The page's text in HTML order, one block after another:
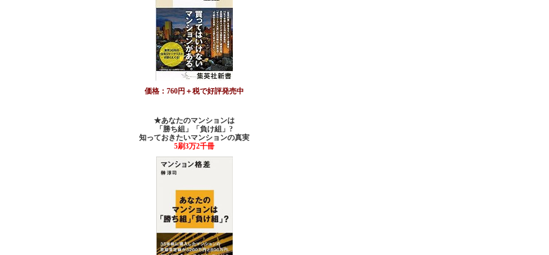
価格：760円＋税で好評発売中
★あなたのマンションは
「勝ち組」「負け組」?
知っておきたいマンションの真実
5刷3万2千冊